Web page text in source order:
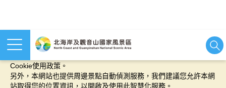
本網站使用cookies等相關技術以持續優化網站服務，並有助於為
Cookie使用政策。
另外，本網站也提供周邊景點自動偵測服務，我們建議您允許本網
站取得您的位置資訊，以開啟及使用此智慧化服務。